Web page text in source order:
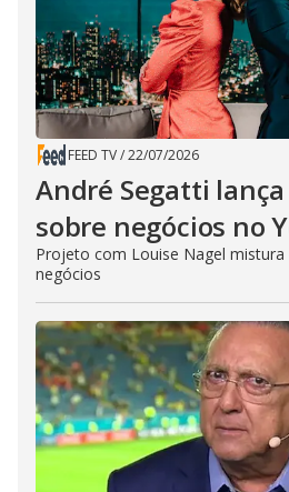
FEED TV/22/07/2026
André Segatti
sobre negócios no
Projeto com Louise Nagel
negócios